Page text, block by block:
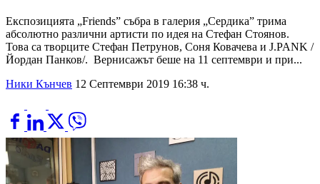
Експозицията „Friends” събра в галерия „Сердика” трима
абсолютно различни артисти по идея на Стефан Стоянов.
Това са творците Стефан Петрунов, Соня Ковачева и J.PANK /
Йордан Панков/. Вернисажът беше на 11 септември и при...
Ники Кънчев 12 Септември 2019 16:38 ч.